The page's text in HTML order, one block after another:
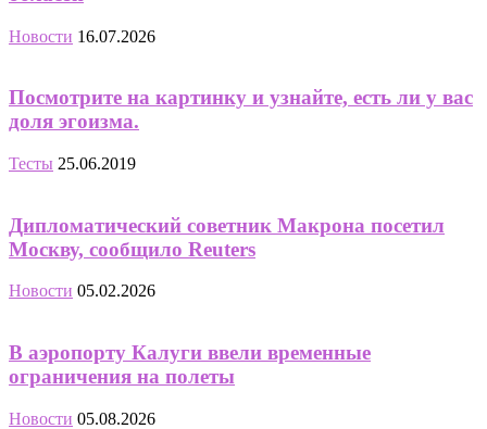
Новости 16.07.2026
Посмотрите на картинку и узнайте, есть ли у вас
доля эгоизма.
Тесты 25.06.2019
Дипломатический советник Макрона посетил
Москву, сообщило Reuters
Новости 05.02.2026
В аэропорту Калуги ввели временные
ограничения на полеты
Новости 05.08.2026